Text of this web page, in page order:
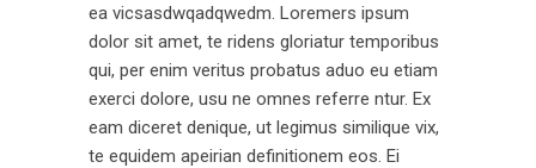
ea vicsasdwqadqwedm. Loremers ipsum
dolor sit amet, te ridens gloriatur temporibus
qui, per enim veritus probatus aduo eu etiam
exerci dolore, usu ne omnes referre ntur. Ex
eam diceret denique, ut legimus similique vix,
te equidem apeirian definitionem eos. Ei